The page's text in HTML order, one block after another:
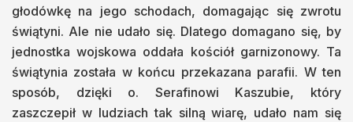
głodówkę na jego schodach, domagając się zwrotu
świątyni. Ale nie udało się. Dlatego domagano się, by
jednostka wojskowa oddała kościół garnizonowy. Ta
świątynia została w końcu przekazana parafii. W ten
sposób, dzięki o. Serafinowi Kaszubie, który
zaszczepił w ludziach tak silną wiarę, udało nam się